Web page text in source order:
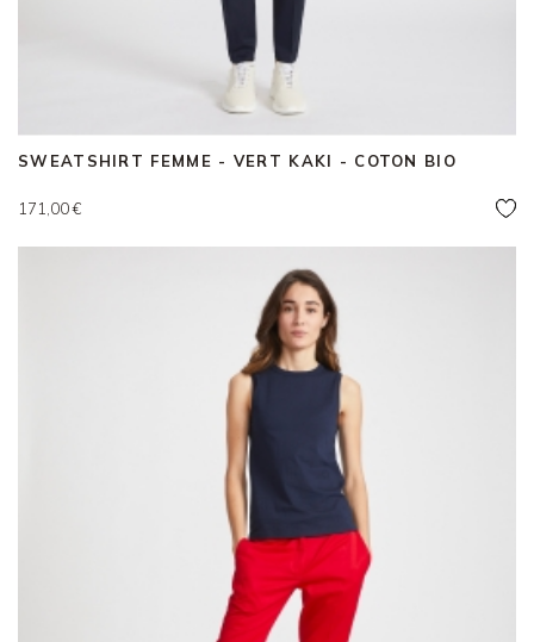
SWEATSHIRT FEMME - VERT KAKI - COTON BIO
Prix
171,00 €